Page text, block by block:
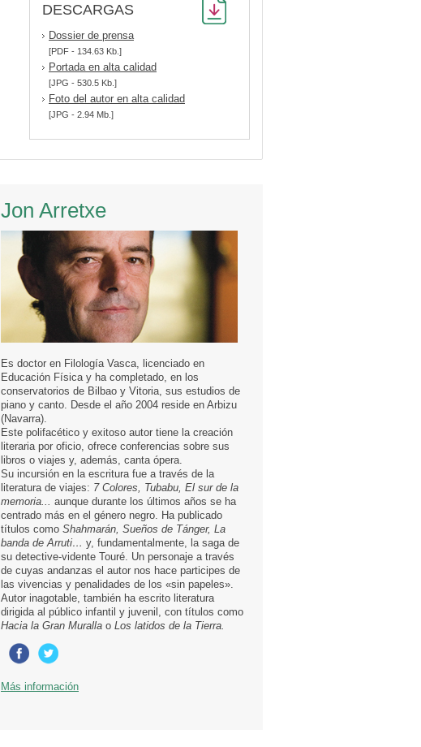
DESCARGAS
Dossier de prensa
[PDF - 134.63 Kb.]
Portada en alta calidad
[JPG - 530.5 Kb.]
Foto del autor en alta calidad
[JPG - 2.94 Mb.]
Jon Arretxe
Es doctor en Filología Vasca, licenciado en
Educación Física y ha completado, en los
conservatorios de Bilbao y Vitoria, sus estudios de
piano y canto. Desde el año 2004 reside en Arbizu
(Navarra).
Este polifacético y exitoso autor tiene la creación
literaria por oficio, ofrece conferencias sobre sus
libros o viajes y, además, canta ópera.
Su incursión en la escritura fue a través de la
literatura de viajes: 7 Colores, Tubabu, El sur de la
memoria... aunque durante los últimos años se ha
centrado más en el género negro. Ha publicado
títulos como Shahmarán, Sueños de Tánger, La
banda de Arruti… y, fundamentalmente, la saga de
su detective-vidente Touré. Un personaje a través
de cuyas andanzas el autor nos hace participes de
las vivencias y penalidades de los «sin papeles».
Autor inagotable, también ha escrito literatura
dirigida al público infantil y juvenil, con títulos como
Hacia la Gran Muralla o Los latidos de la Tierra.
Más información